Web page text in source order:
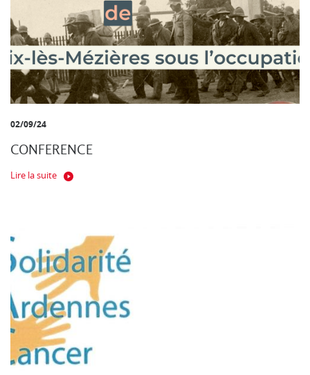
02/09/24
CONFERENCE
Lire la suite